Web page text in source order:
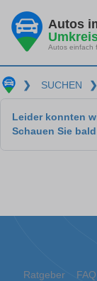
Autos
Autos einfach
❯ SUCHEN ❯
Leider konnten
Schauen Sie
Ratgeber FAQ